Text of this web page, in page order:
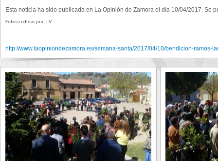
Esta noticia ha sido publicada en La Opinión de Zamora el día 10/04/2017. Se
Fotos cedidas por J.V.
http://www.laopiniondezamora.es/semana-santa/2017/04/10/bendicion-ramos-